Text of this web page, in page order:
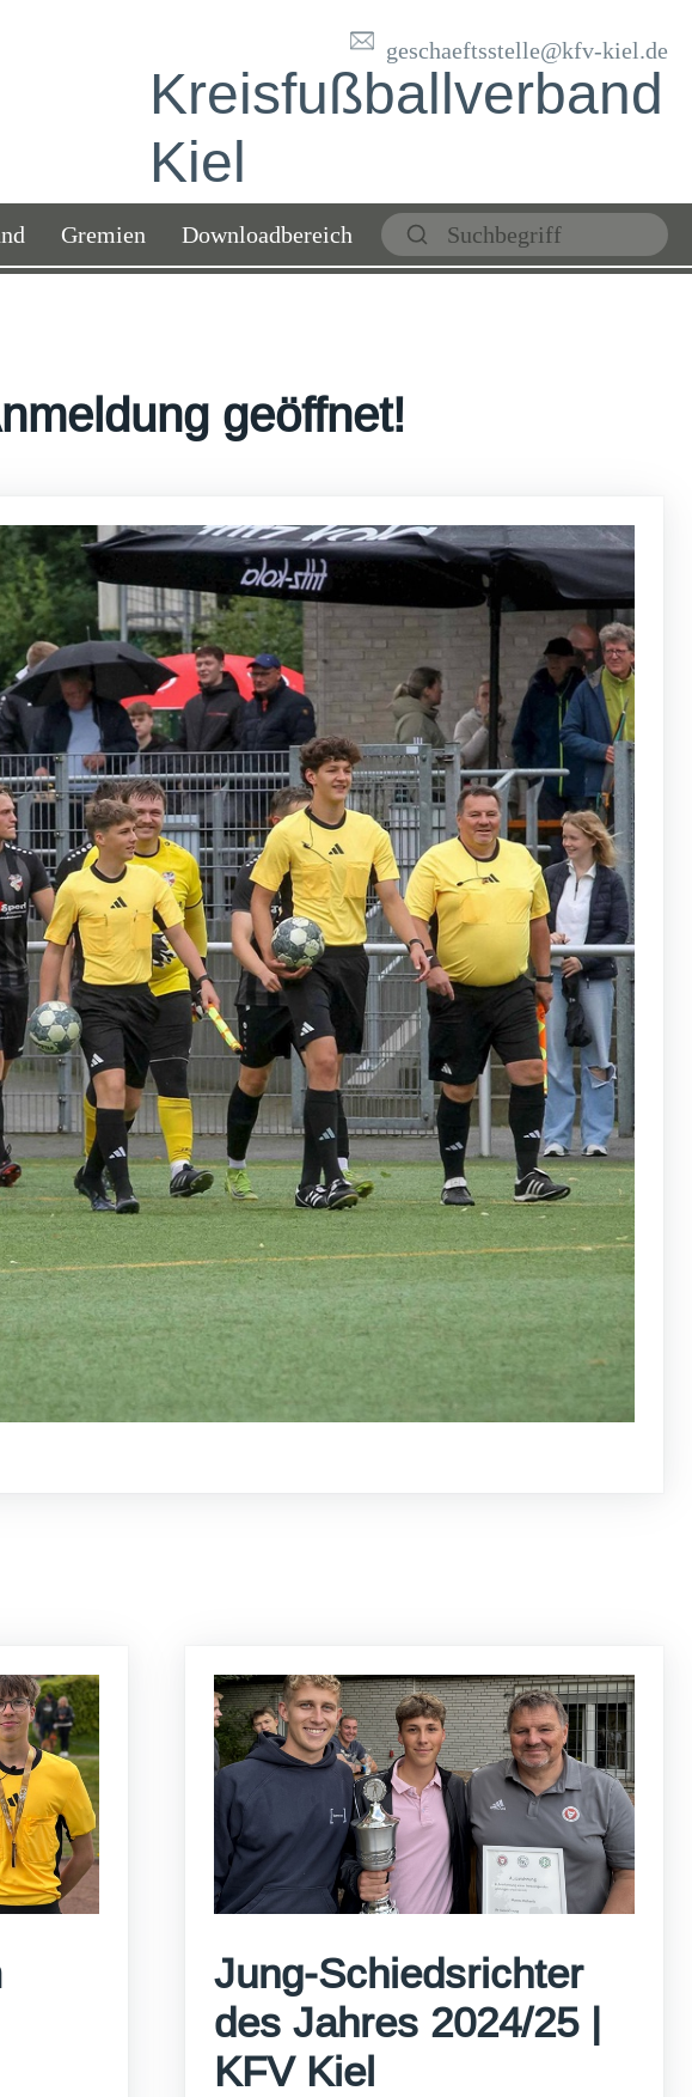
Kreisfußballverband
Kiel
geschaeftsstelle@kfv-kiel.de
Gremien Downloadbereich
geöffnet!
Jung-Schiedsrichter
des Jahres 2024/25 |
KFV Kiel